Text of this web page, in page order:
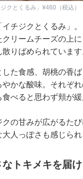
クとくるみ」¥460（税込）
チジクとくるみ」。
リームチーズの上
りばめられています
た食感、胡桃の香
やかな酸味。それぞ
べると思わず頬が緩
の甘みが広がるた
人っぽさも感じられ
トキメキを届